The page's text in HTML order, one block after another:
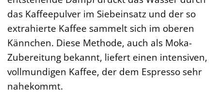
das Kaffeepulver im Siebeinsatz und der so
extrahierte Kaffee sammelt sich im oberen
Kännchen. Diese Methode, auch als Moka-
Zubereitung bekannt, liefert einen intensiven,
vollmundigen Kaffee, der dem Espresso sehr
nahekommt.